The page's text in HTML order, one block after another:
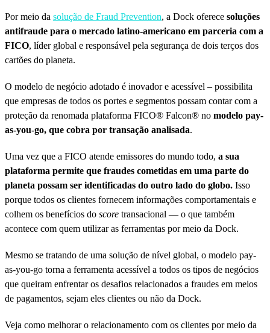
Por meio da solução de Fraud Prevention, a Dock oferece soluções
antifraude para o mercado latino-americano em parceria com a
FICO, líder global e responsável pela segurança de dois terços dos
cartões do planeta.
O modelo de negócio adotado é inovador e acessível – possibilita
que empresas de todos os portes e segmentos possam contar com a
proteção da renomada plataforma FICO® Falcon® no modelo pay-
as-you-go, que cobra por transação analisada.
Uma vez que a FICO atende emissores do mundo todo, a sua
plataforma permite que fraudes cometidas em uma parte do
planeta possam ser identificadas do outro lado do globo. Isso
porque todos os clientes fornecem informações comportamentais e
colhem os benefícios do score transacional — o que também
acontece com quem utilizar as ferramentas por meio da Dock.
Mesmo se tratando de uma solução de nível global, o modelo pay-
as-you-go torna a ferramenta acessível a todos os tipos de negócios
que queiram enfrentar os desafios relacionados a fraudes em meios
de pagamentos, sejam eles clientes ou não da Dock.
Veja como melhorar o relacionamento com os clientes por meio da